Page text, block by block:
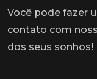
Você pode fazer
contato com
dos seus sonhos!